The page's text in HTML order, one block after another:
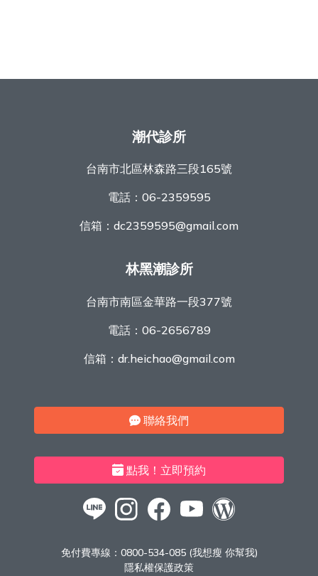
潮代診所
台南市北區林森路三段165號
電話： 06-2359595
信箱： dc2359595@gmail.com
林黑潮診所
台南市南區金華路一段377號
電話： 06-2656789
信箱： dr.heichao@gmail.com
聯絡我們
點我！立即預約
免付費專線： 0800-534-085 (我想瘦 你幫我)
隱私權保護政策